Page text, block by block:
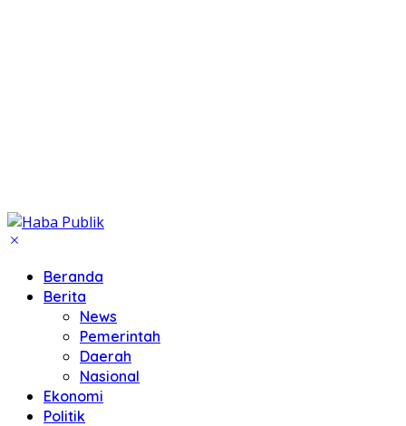
Beranda
Berita
News
Pemerintah
Daerah
Nasional
Ekonomi
Politik